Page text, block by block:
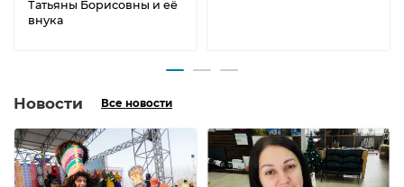
Татьяны Борисовны и её
внука
Новости Все новости